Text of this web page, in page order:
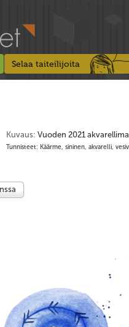
Selaa taiteilijoita
Kuvaus: Vuoden 2021
Tunnisteet: Käärme, sininen, akvarelli,